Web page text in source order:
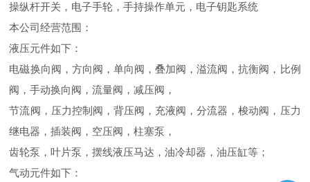
操纵杆开关，电子手轮，手持操作单元，电子钥匙系统
本公司经营范围：
液压元件如下：
电磁换向阀，方向阀，单向阀，叠加阀，溢流阀，抗衡阀，比例
阀，手动换向阀，流量阀，减压阀，
节流阀，压力控制阀，背压阀，充液阀，分流器，梭动阀，压力
继电器，插装阀，空压阀，柱塞泵，
齿轮泵，叶片泵，摆线液压马达，油冷却器，油压缸等；
气动元件如下：